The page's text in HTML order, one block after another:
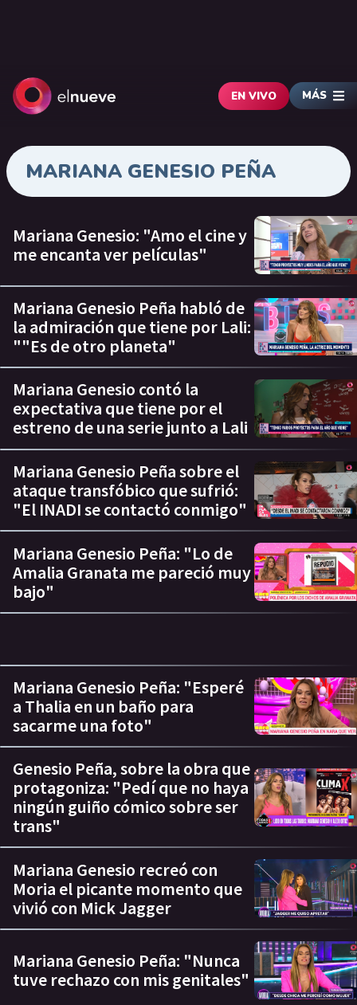
EN VIVO MÁS
MARIANA GENESIO PEÑA
Mariana Genesio: "Amo el cine y
me encanta ver películas"
Mariana Genesio Peña habló de
la admiración que tiene por Lali:
""Es de otro planeta"
Mariana Genesio contó la
expectativa que tiene por el
estreno de una serie junto a Lali
Mariana Genesio Peña sobre el
ataque transfóbico que sufrió:
"El INADI se contactó conmigo"
Mariana Genesio Peña: "Lo de
Amalia Granata me pareció muy
bajo"
Mariana Genesio Peña: "Esperé
a Thalia en un baño para
sacarme una foto"
Genesio Peña, sobre la obra que
protagoniza: "Pedí que no haya
ningún guiño cómico sobre ser
trans"
Mariana Genesio recreó con
Moria el picante momento que
vivió con Mick Jagger
Mariana Genesio Peña: "Nunca
tuve rechazo con mis genitales"